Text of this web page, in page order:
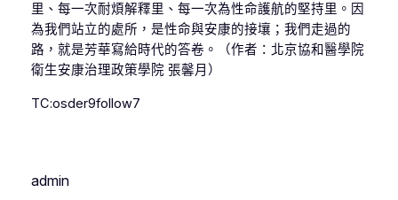
里、每一次耐煩解釋里、每一次為性命護航的堅持里。因
為我們站立的處所，是性命與安康的接壤；我們走過的
路，就是芳華寫給時代的答卷。（作者：北京協和醫學院
衛生安康治理政策學院 張馨月）
TC:osder9follow7
admin